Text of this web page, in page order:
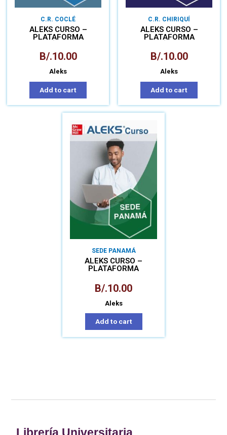
C.R. COCLÉ
ALEKS CURSO –
PLATAFORMA
APRENDIZAJE
AUTÓNOMO
B/.10.00
Aleks
Add to cart
C.R. CHIRIQUÍ
ALEKS CURSO –
PLATAFORMA
APRENDIZAJE
AUTÓNOMO
B/.10.00
Aleks
Add to cart
SEDE PANAMÁ
ALEKS CURSO –
PLATAFORMA
APRENDIZAJE
AUTÓNOMO
B/.10.00
Aleks
Add to cart
Librería Universitaria